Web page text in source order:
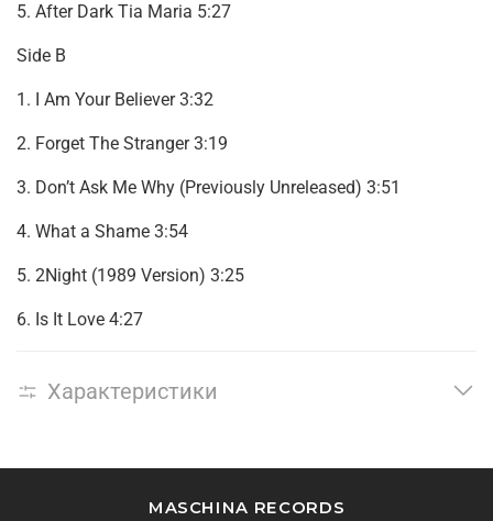
5. After Dark Tia Maria 5:27
Side B
1. I Am Your Believer 3:32
2. Forget The Stranger 3:19
3. Don’t Ask Me Why (Previously Unreleased) 3:51
4. What a Shame 3:54
5. 2Night (1989 Version) 3:25
6. Is It Love 4:27
Характеристики
MASCHINA RECORDS